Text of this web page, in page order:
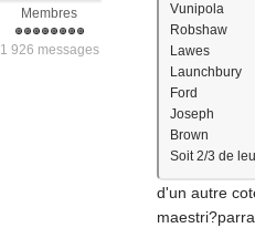
Membres
1 926 messages
Vunipola
Robshaw
Lawes
Launchbury
Ford
Joseph
Brown
Soit 2/3 de
d'un autre